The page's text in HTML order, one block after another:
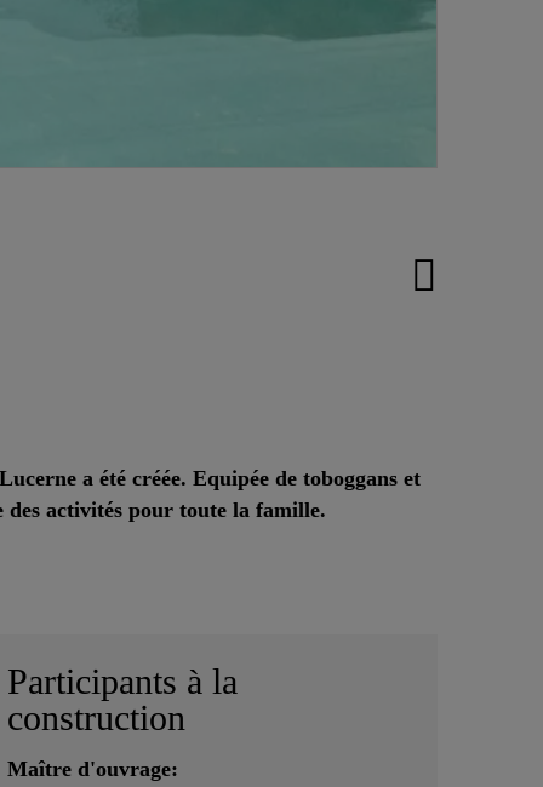
a été créée. Equipée de toboggans et
activités pour toute la famille.
Participants à la
construction
Maître d'ouvrage: